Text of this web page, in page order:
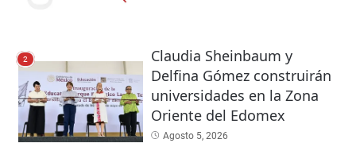
2
Claudia Sheinbaum y
Delfina Gómez construirán
universidades en la Zona
Oriente del Edomex
Agosto 5, 2026